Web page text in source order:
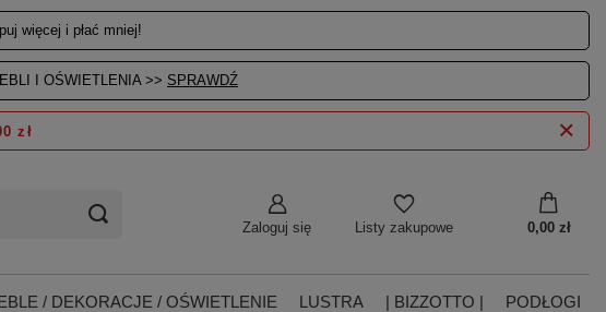
więcej i płać mniej!
I OŚWIETLENIA >> SPRAWDŹ
Zaloguj się Listy zakupowe 0,00 zł
zł
/ DEKORACJE / OŚWIETLENIE LUSTRA | BIZZOTTO |
PODŁOGI